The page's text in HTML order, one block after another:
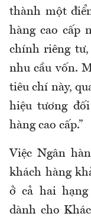
thành một
hàng cao cấp
chính riêng
nhu cầu vốn.
tiêu chí này,
hiệu tương
hàng cao cấp.”
Việc Ngân
khách hàng
ở cả hai
dành cho